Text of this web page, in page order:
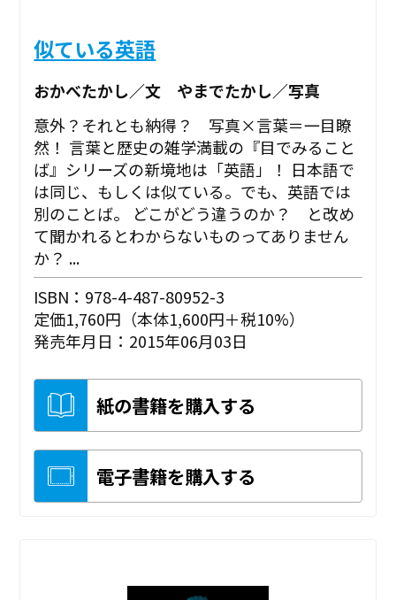
似ている英語
おかべたかし／文 やまでたかし／写真
意外？それとも納得？ 写真×言葉＝一目瞭
然！ 言葉と歴史の雑学満載の『目でみること
ば』シリーズの新境地は「英語」！ 日本語で
は同じ、もしくは似ている。でも、英語では
別のことば。 どこがどう違うのか？ と改め
て聞かれるとわからないものってありません
か？ ...
ISBN：978-4-487-80952-3
定価1,760円（本体1,600円＋税10%）
発売年月日：2015年06月03日
紙の書籍を購入する
電子書籍を購入する